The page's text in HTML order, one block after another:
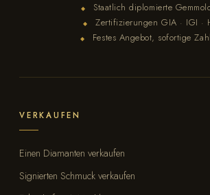
◆ Staatlich diplomierte
◆ Zertifizierungen GIA · IGI ·
◆ Festes Angebot, sofortige
VERKAUFEN
Einen Diamanten verkaufen
Signierten Schmuck verkaufen